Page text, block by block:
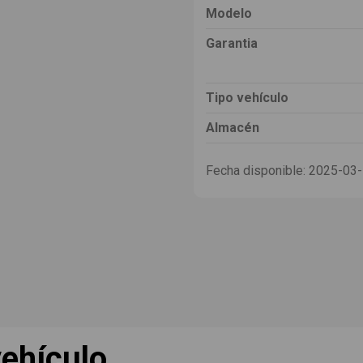
Modelo
Garantia
Tipo vehículo
Almacén
Fecha disponible: 2025-